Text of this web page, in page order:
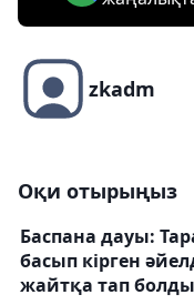
zkadm
Оқи отырыңыз
Баспана дауы:
басып кірген
жайтқа тап болды